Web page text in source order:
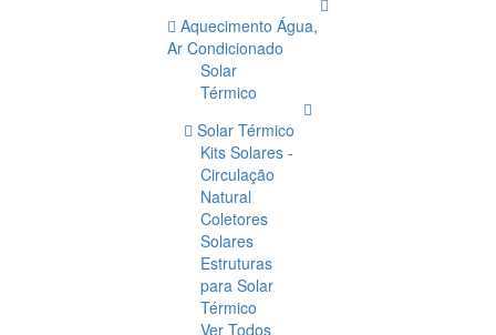
Aquecimento Água,
Ar Condicionado
Solar
Térmico
Solar Térmico
Kits Solares -
Circulação
Natural
Coletores
Solares
Estruturas
para Solar
Térmico
Ver Todos